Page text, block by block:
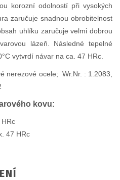
korozní odolností při vysokých
zaručuje snadnou obrobitelnost
uhlíku zaručuje velmi dobrou
lázeň. Následné tepelné
vytvrdí návar na ca. 47 HRc.
nerezové ocele; Wr.Nr. : 1.2083,
kovu:
47 HRc